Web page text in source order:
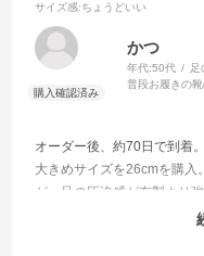
サイズ感:ちょうどいい
かつ
年代:50代 足
普段お履きの
オーダー後、約70日で到着
大きめサイズを26cmを購入
が、足の圧迫感が布製より
脱ぎにくい。脱げないこと